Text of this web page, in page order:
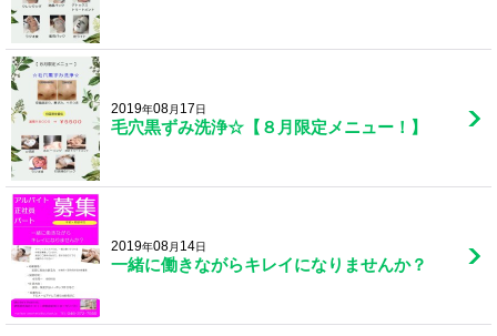
2019年08月 17日
毛穴黒ずみ洗浄☆【８月限定メニュー！】
2019年08月 14日
一緒に働きながらキレイになりませんか？